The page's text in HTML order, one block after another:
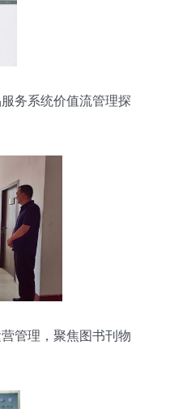
务系统价值流管理探
管理，聚焦图书刊物